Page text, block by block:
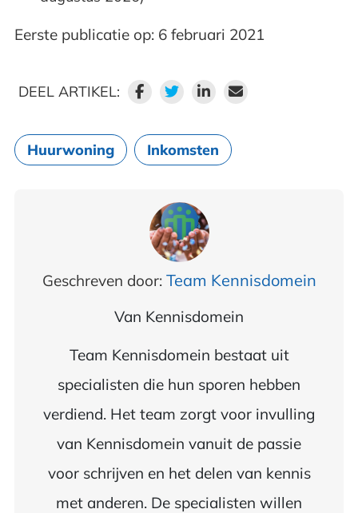
Eerste publicatie op: 6 februari 2021
DEEL ARTIKEL:
Huurwoning Inkomsten
Geschreven door: Team Kennisdomein
Van Kennisdomein
Team Kennisdomein bestaat uit
specialisten die hun sporen hebben
verdiend. Het team zorgt voor invulling
van Kennisdomein vanuit de passie
voor schrijven en het delen van kennis
met anderen. De specialisten willen